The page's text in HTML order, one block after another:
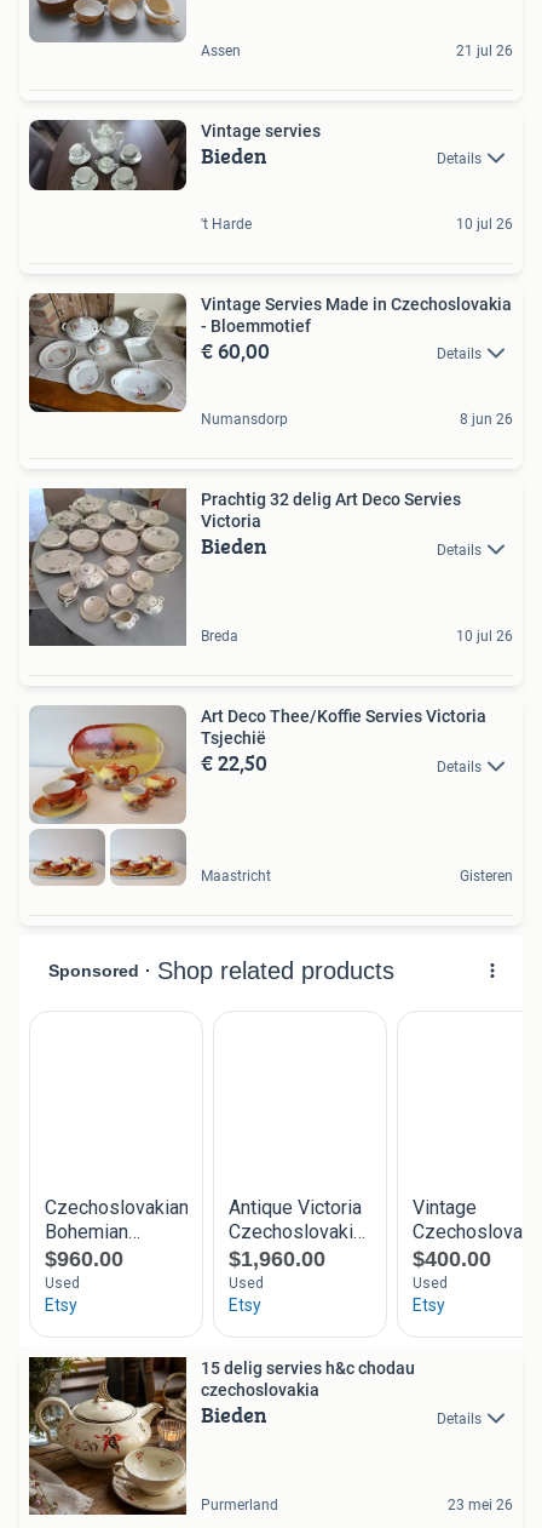
Assen 21 jul 26
Vintage servies
Bieden Details
't Harde 10 jul 26
Vintage Servies Made in Czechoslovakia
- Bloemmotief
€ 60,00 Details
Numansdorp 8 jun 26
Prachtig 32 delig Art Deco Servies
Victoria
Bieden Details
Breda 10 jul 26
Art Deco Thee/Koffie Servies Victoria
Tsjechië
€ 22,50 Details
Maastricht Gisteren
15 delig servies h&c chodau
czechoslovakia
Bieden Details
Purmerland 23 mei 26